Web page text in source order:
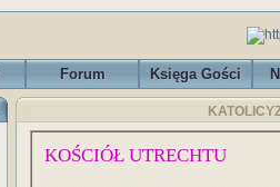
Forum Księga Gości
KOŚCIÓŁ UTRECHTU